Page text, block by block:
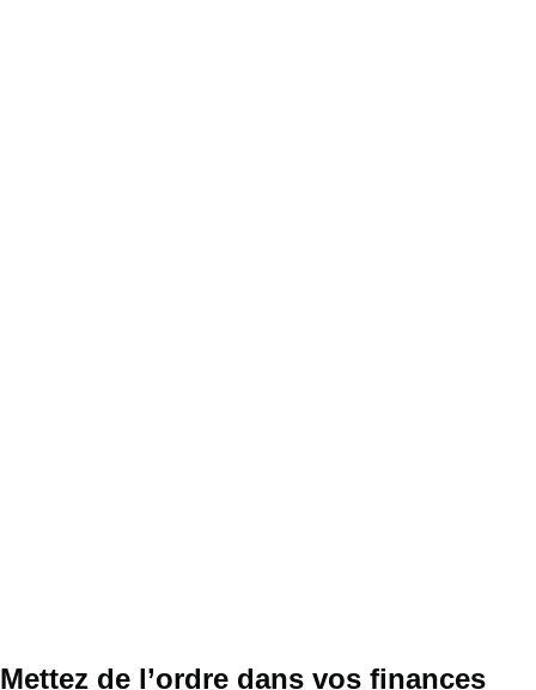
Mettez de l’ordre dans vos finances